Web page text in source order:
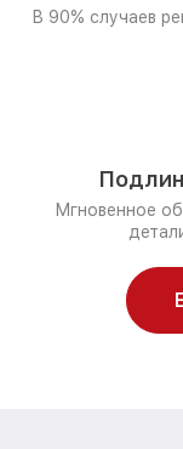
В 90% случаев
Мгновенное